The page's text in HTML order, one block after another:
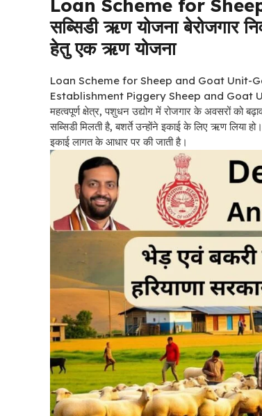
Loan Scheme for
सब्सिडी ऋण योजना बेरोजगार
हेतु एक ऋण योजना
Loan Scheme for Sheep and Goat Unit-
Establishment Piggery Sheep and Goat
महत्वपूर्ण क्षेत्र, पशुधन उद्योग में रोजगार के अवसरों को
सब्सिडी मिलती है, बशर्ते उन्होंने इकाई के लिए ऋण
इकाई लागत के आधार पर की जाती है।